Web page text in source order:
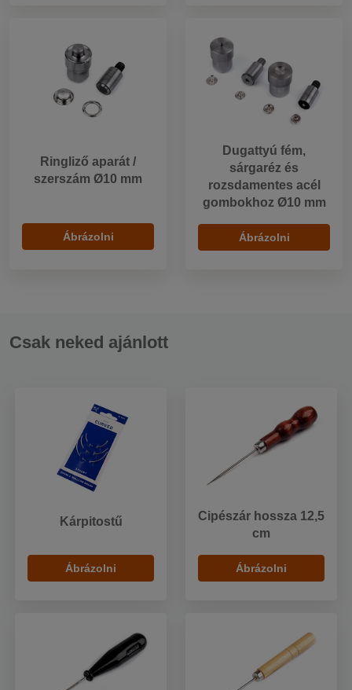
Ringliző aparát /
szerszám Ø10 mm
Ábrázolni
Dugattyú fém,
sárgaréz és
rozsdamentes acél
gombokhoz Ø10 mm
Ábrázolni
Csak neked ajánlott
Kárpitostű
Ábrázolni
Cipészár hossza 12,5
cm
Ábrázolni